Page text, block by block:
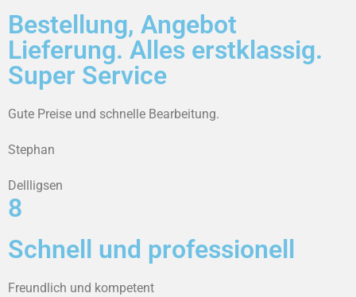
Bestellung, Angebot
Lieferung. Alles erstklassig.
Super Service
Gute Preise und schnelle Bearbeitung.
Stephan
Dellligsen
8
Schnell und professionell
Freundlich und kompetent